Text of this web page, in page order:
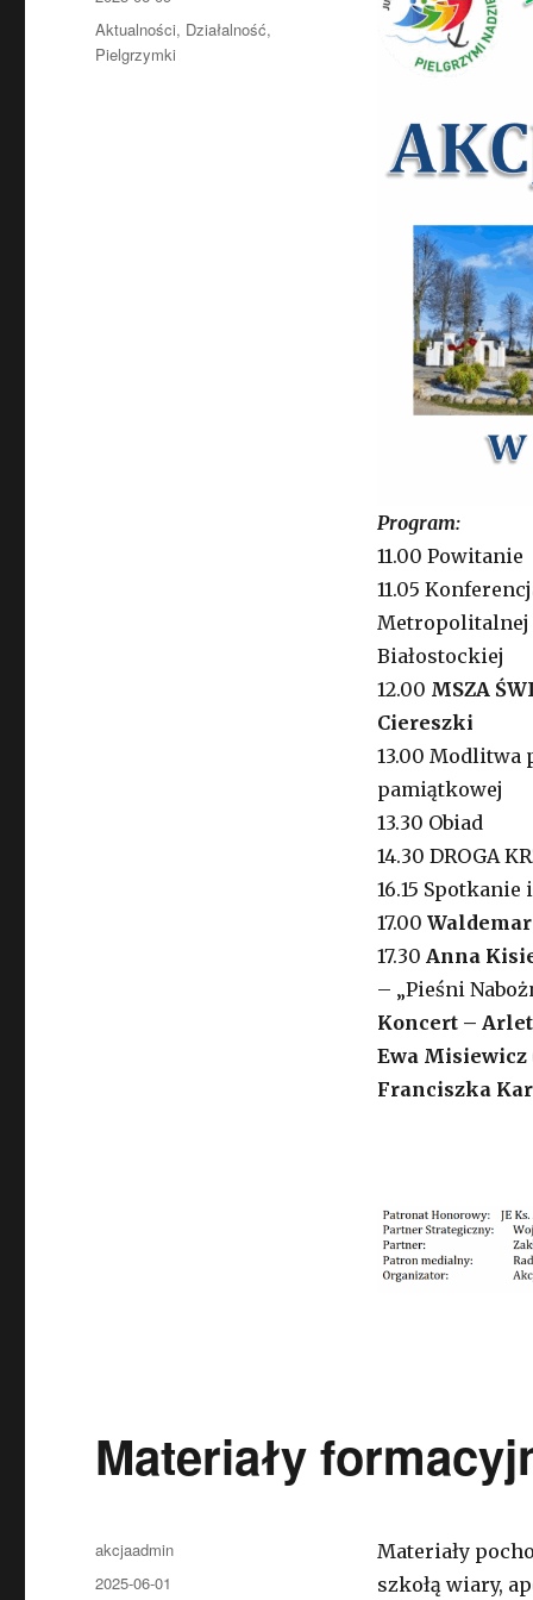
Program:
11.00 Powitanie
11.05
Metropolitalnej
Białostockiej
12.00 MSZA
Ciereszki
13.00 Modlitwa
pamiątkowej
13.30 Obiad
14.30 DROGA
16.15
17.00
17.30 Anna
– „Pieśni
Koncert –
Ewa Misiewicz
Franciszka
Kategorie
Aktualności, Działalność,
Pielgrzymki
Materiały
Materiały
szkołą wiary,
Autor
akcjaadmin
Opublikowano
2025-06-01